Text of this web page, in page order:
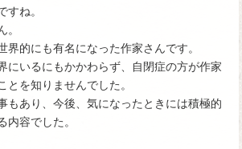
すね。
。
界的にも有名になった作家さんです。
にいるにもかかわらず、自閉症の方が作家
とを知りませんでした。
もあり、今後、気になったときには積極的
内容でした。